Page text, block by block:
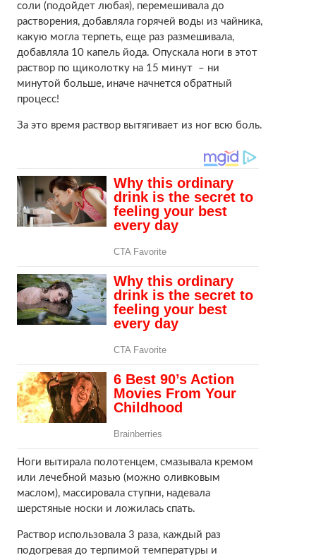
соли (подойдет любая), перемешивала до
растворения, добавляла горячей воды из чайника,
какую могла терпеть, еще раз размешивала,
добавляла 10 капель йода. Опускала ноги в этот
раствор по щиколотку на 15 минут – ни
минутой больше, иначе начнется обратный
процесс!
За это время раствор вытягивает из ног всю боль.
Ноги вытирала полотенцем, смазывала кремом
или лечебной мазью (можно оливковым
маслом), массировала ступни, надевала
шерстяные носки и ложилась спать.
Раствор использовала 3 раза, каждый раз
подогревая до терпимой температуры и